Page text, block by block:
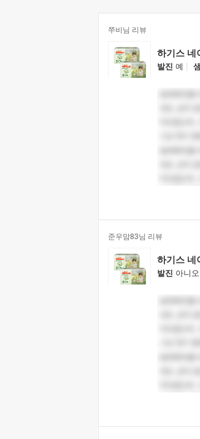
쭈비님 리뷰
하기스 네
발진 예 |
준우맘83님 리뷰
하기스 네
발진 아니오